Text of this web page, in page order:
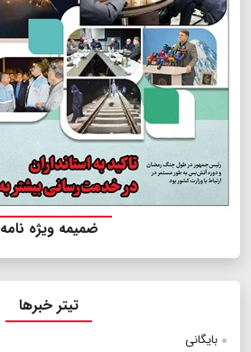
ضمیمه ویژه نامه
تیتر خبرها
بایگانی